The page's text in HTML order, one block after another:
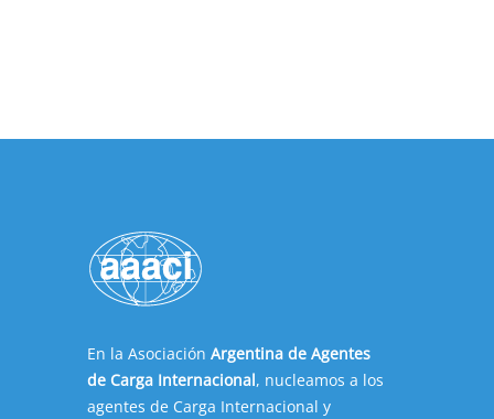
En la Asociación Argentina de Agentes
de Carga Internacional, nucleamos a los
agentes de Carga Internacional y